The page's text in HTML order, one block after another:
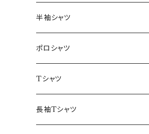
46/M
48/L
50/XL～
～44/S
46/M
48/L
50/XL～
半袖シャツ
～44/S
46/M
48/L
ポロシャツ
～44/S
46/M
Tシャツ
～44/S
長袖Tシャツ